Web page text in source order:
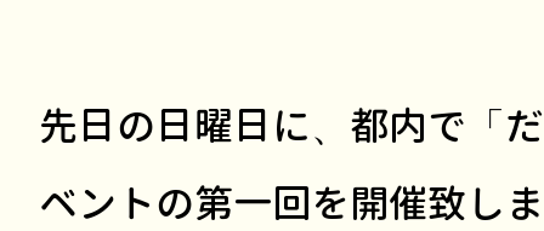
先日の日曜日に、都内で「
ベントの第一回を開催致し